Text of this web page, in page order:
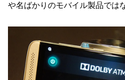
や名ばかりのモバイル製品では